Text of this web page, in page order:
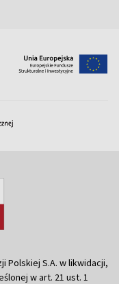
Polskiej S.A. w likwidacji,
w art. 21 ust. 1